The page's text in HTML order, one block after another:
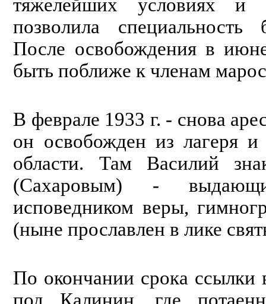
тяжелейших условиях и
позволила специальность
После освобождения в
быть поближе к членам
В феврале 1933 г. - снова
он освобожден из лагеря
области. Там Василий
(Сахаровым) -
исповедником веры,
(ныне прославлен в лике
По окончании срока ссылки